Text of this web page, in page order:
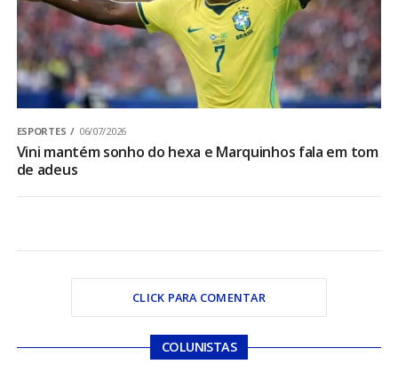
ESPORTES 06/07/2026
Vini mantém sonho do hexa e Marquinhos fala em tom
de adeus
CLICK PARA COMENTAR
COLUNISTAS